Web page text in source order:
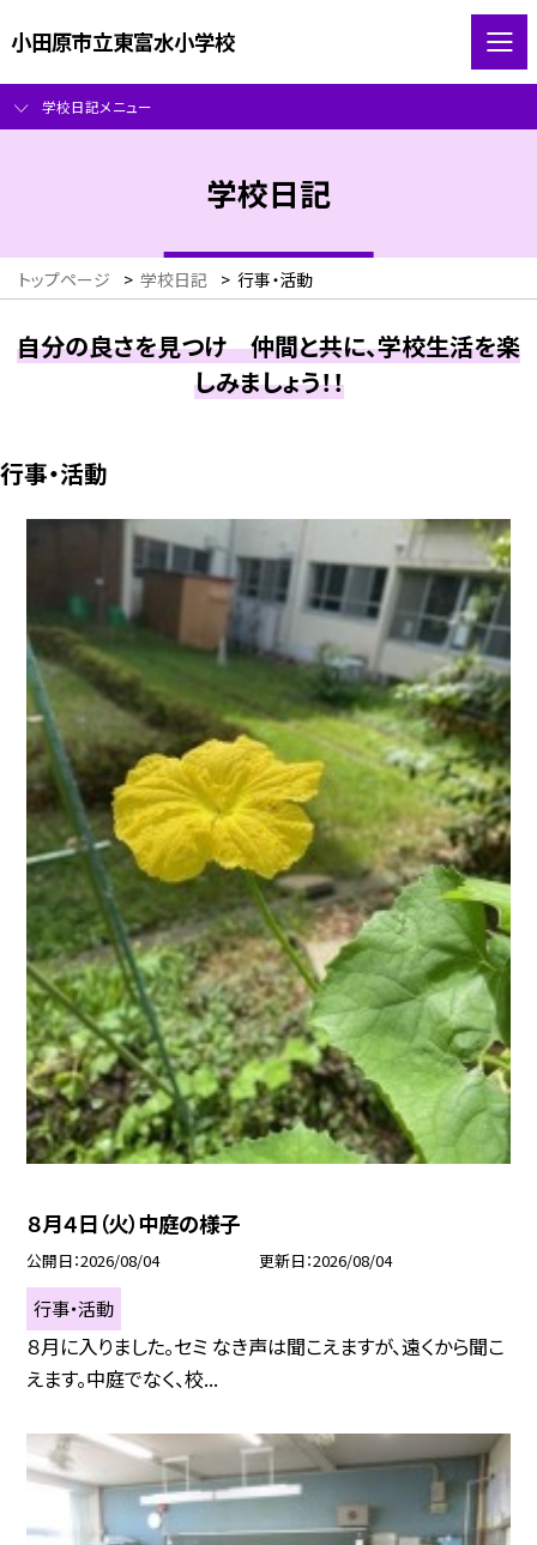
小田原市立東富水小学校
学校日記メニュー
学校日記
トップページ > 学校日記 > 行事・活動
自分の良さを見つけ 仲間と共に、学校生活を楽
しみましょう！！
行事・活動
８月４日（火）中庭の様子
公開日 2026/08/04 更新日 2026/08/04
行事・活動
８月に入りました。セミ なき声は聞こえますが、遠くから聞こ
えます。中庭でなく、校...